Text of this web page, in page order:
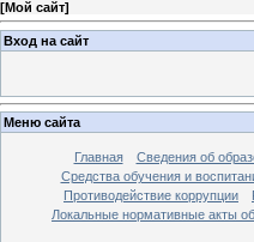
[Мой сайт]
Вход на сайт
Меню сайта
Главная Сведения об
Средства обучения и
Противодействие коррупции
Локальные нормативные акты